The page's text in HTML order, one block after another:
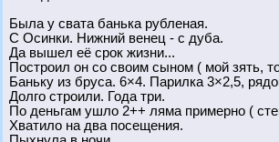
Была у свата банька рубленая.
С Осинки. Нижний венец - с дуба.
Да вышел её срок жизни...
Построил он со своим сыном ( мой зять,
Баньку из бруса. 6×4. Парилка 3×2,5,
Долго строили. Года три.
По деньгам ушло 2++ ляма примерно (
Хватило на два посещения.